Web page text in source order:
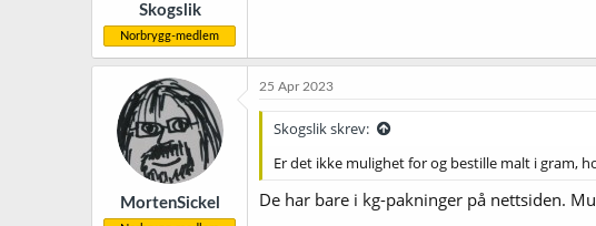
Skogslik
Norbrygg-medlem
MortenSickel
25 Apr 2023
Skogslik skrev:
Er det ikke mulighet for og bestille malt i gram,
De har bare i kg-pakninger på nettsiden.